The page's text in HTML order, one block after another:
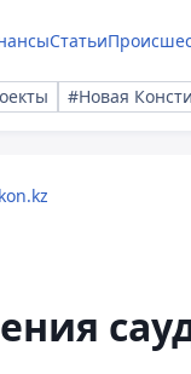
Статьи
#Новая